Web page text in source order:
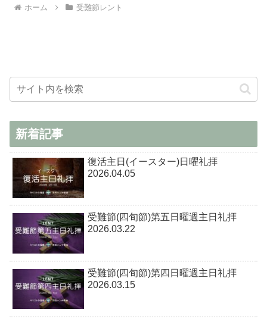
ホーム 受難節レント
新着記事
復活主日(イースター)日曜礼拝
2026.04.05
受難節(四旬節)第五日曜週主日礼拝
2026.03.22
受難節(四旬節)第四日曜週主日礼拝
2026.03.15